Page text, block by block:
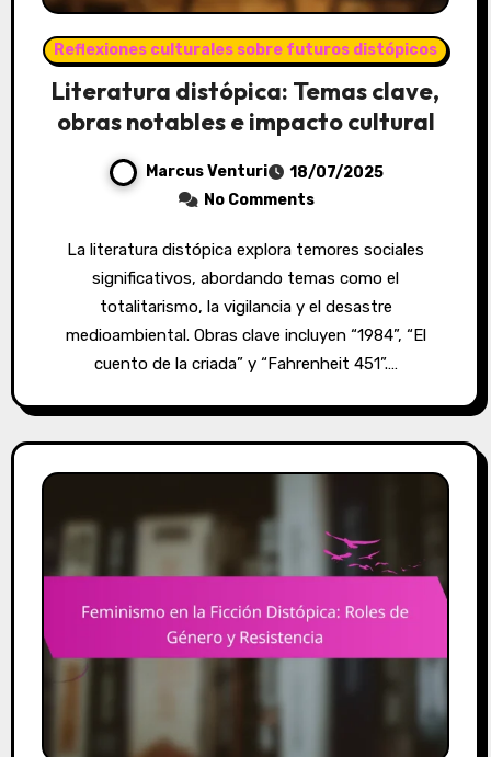
Reflexiones culturales sobre futuros distópicos
Literatura distópica: Temas clave,
obras notables e impacto cultural
Marcus Venturi
18/07/2025
No Comments
La literatura distópica explora temores sociales
significativos, abordando temas como el
totalitarismo, la vigilancia y el desastre
medioambiental. Obras clave incluyen “1984”, “El
cuento de la criada” y “Fahrenheit 451”.…